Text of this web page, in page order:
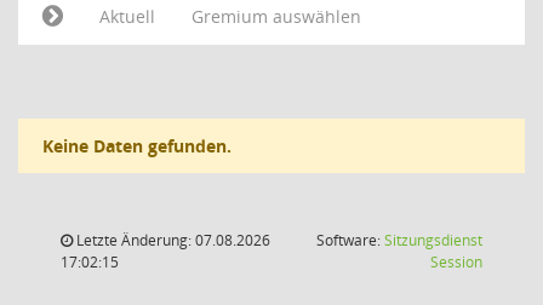
Aktuell
Gremium auswählen
Keine Daten gefunden.
Letzte Änderung: 07.08.2026
17:02:15
Software:Sitzungsdienst
Session(Wird in